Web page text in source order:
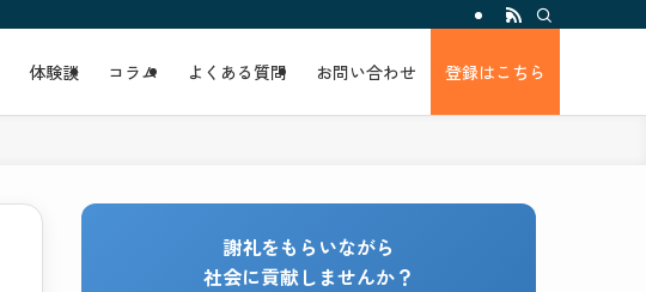
体験談 コラム よくある質問 お問い合わせ 登録はこちら
謝礼をもらいながら
社会に貢献しませんか？